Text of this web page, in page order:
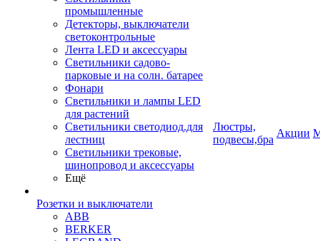
промышленные
Детекторы, выключатели
светоконтрольные
Лента LED и аксессуары
Светильники садово-
парковые и на солн. батарее
Фонари
Светильники и лампы LED
для растений
Светильники светодиод.для
лестниц
Светильники трековые,
шинопровод и аксессуары
Ещё
Розетки и выключатели
ABB
BERKER
Люстры,
подвесы,бра
Акции